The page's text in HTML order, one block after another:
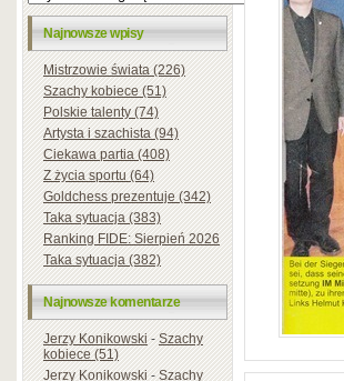
Najnowsze wpisy
Mistrzowie świata (226)
Szachy kobiece (51)
Polskie talenty (74)
Artysta i szachista (94)
Ciekawa partia (408)
Z życia sportu (64)
Goldchess prezentuje (342)
Taka sytuacja (383)
Ranking FIDE: Sierpień 2026
Taka sytuacja (382)
Najnowsze komentarze
Jerzy Konikowski-Szachy
kobiece (51)
Jerzy Konikowski-Szachy